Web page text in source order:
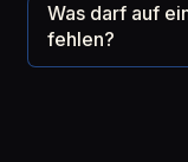
Was darf auf
fehlen?